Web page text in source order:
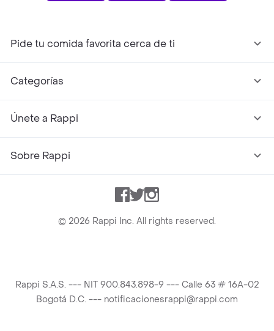
Pide tu comida favorita cerca de ti
Categorías
Únete a Rappi
Sobre Rappi
Facebook
TwitterInstagram
© 2026 Rappi Inc. All rights reserved.
Rappi S.A.S. --- NIT 900.843.898-9 --- Calle 63 # 16A-02
Bogotá D.C. --- notificacionesrappi@rappi.com